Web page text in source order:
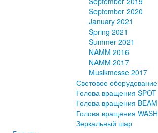
September 2020
January 2021
Spring 2021
Summer 2021
NAMM 2016
NAMM 2017
Musikmesse 2017
Световое оборудование
Голова вращения SPOT
Голова вращения BEAM
Голова вращения WASH
Зеркальный шар